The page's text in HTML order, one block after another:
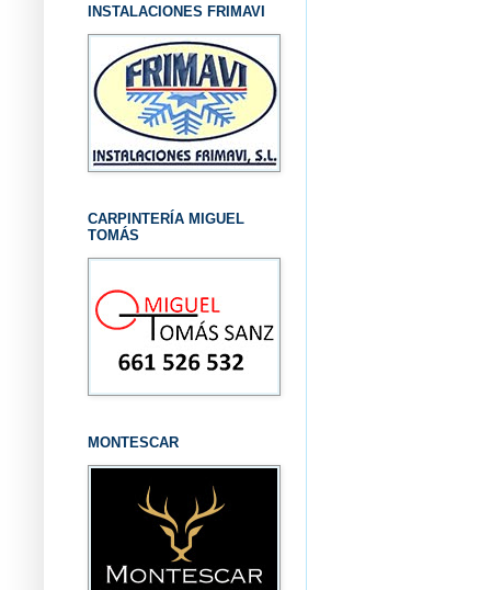
INSTALACIONES FRIMAVI
CARPINTERÍA MIGUEL
TOMÁS
MONTESCAR